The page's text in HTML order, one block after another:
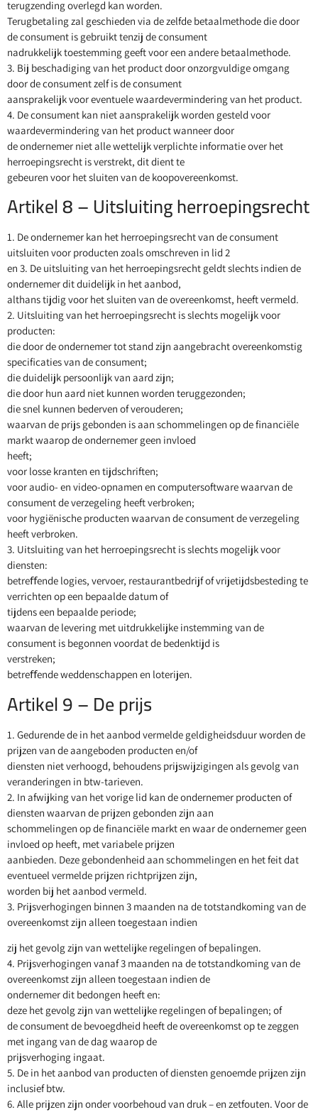
terugzending overlegd kan worden.
Terugbetaling zal geschieden via de zelfde betaalmethode die door
de consument is gebruikt tenzij de consument
nadrukkelijk toestemming geeft voor een andere betaalmethode.
3. Bij beschadiging van het product door onzorgvuldige omgang
door de consument zelf is de consument
aansprakelijk voor eventuele waardevermindering van het product.
4. De consument kan niet aansprakelijk worden gesteld voor
waardevermindering van het product wanneer door
de ondernemer niet alle wettelijk verplichte informatie over het
herroepingsrecht is verstrekt, dit dient te
gebeuren voor het sluiten van de koopovereenkomst.
Artikel 8 – Uitsluiting herroepingsrecht
1. De ondernemer kan het herroepingsrecht van de consument
uitsluiten voor producten zoals omschreven in lid 2
en 3. De uitsluiting van het herroepingsrecht geldt slechts indien de
ondernemer dit duidelijk in het aanbod,
althans tijdig voor het sluiten van de overeenkomst, heeft vermeld.
2. Uitsluiting van het herroepingsrecht is slechts mogelijk voor
producten:
die door de ondernemer tot stand zijn aangebracht overeenkomstig
specificaties van de consument;
die duidelijk persoonlijk van aard zijn;
die door hun aard niet kunnen worden teruggezonden;
die snel kunnen bederven of verouderen;
waarvan de prijs gebonden is aan schommelingen op de financiële
markt waarop de ondernemer geen invloed
heeft;
voor losse kranten en tijdschriften;
voor audio- en video-opnamen en computersoftware waarvan de
consument de verzegeling heeft verbroken;
voor hygiënische producten waarvan de consument de verzegeling
heeft verbroken.
3. Uitsluiting van het herroepingsrecht is slechts mogelijk voor
diensten:
betreﬀende logies, vervoer, restaurantbedrijf of vrijetijdsbesteding te
verrichten op een bepaalde datum of
tijdens een bepaalde periode;
waarvan de levering met uitdrukkelijke instemming van de
consument is begonnen voordat de bedenktijd is
verstreken;
betreﬀende weddenschappen en loterijen.
Artikel 9 – De prijs
1. Gedurende de in het aanbod vermelde geldigheidsduur worden de
prijzen van de aangeboden producten en/of
diensten niet verhoogd, behoudens prijswijzigingen als gevolg van
veranderingen in btw-tarieven.
2. In afwijking van het vorige lid kan de ondernemer producten of
diensten waarvan de prijzen gebonden zijn aan
schommelingen op de financiële markt en waar de ondernemer geen
invloed op heeft, met variabele prijzen
aanbieden. Deze gebondenheid aan schommelingen en het feit dat
eventueel vermelde prijzen richtprijzen zijn,
worden bij het aanbod vermeld.
3. Prijsverhogingen binnen 3 maanden na de totstandkoming van de
overeenkomst zijn alleen toegestaan indien
zij het gevolg zijn van wettelijke regelingen of bepalingen.
4. Prijsverhogingen vanaf 3 maanden na de totstandkoming van de
overeenkomst zijn alleen toegestaan indien de
ondernemer dit bedongen heeft en:
deze het gevolg zijn van wettelijke regelingen of bepalingen; of
de consument de bevoegdheid heeft de overeenkomst op te zeggen
met ingang van de dag waarop de
prijsverhoging ingaat.
5. De in het aanbod van producten of diensten genoemde prijzen zijn
inclusief btw.
6. Alle prijzen zijn onder voorbehoud van druk – en zetfouten. Voor de